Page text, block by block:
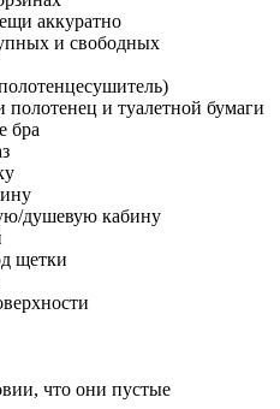
аккуратно
и свободных
и туалетной бумаги
бра
душевую кабину
щетки
что они пустые